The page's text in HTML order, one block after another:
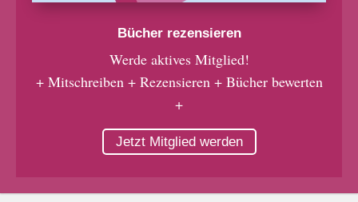
Bücher rezensieren
Werde aktives Mitglied!
+ Mitschreiben + Rezensieren + Bücher bewerten
+
Jetzt Mitglied werden